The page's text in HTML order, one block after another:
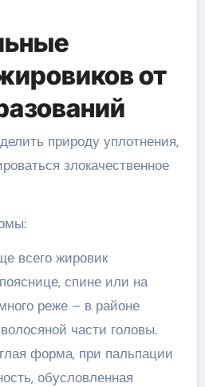
от
природу уплотнения,
злокачественное
всего жировик
спине или на
реже – в районе
части головы.
форма, при пальпации
обусловленная